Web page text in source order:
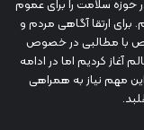
حوزه سلامت را برای عموم
ارتقا آگاهی مردم و
با مطالبی در خصوص
کردیم اما در ادامه
مهم نیاز به همراهی